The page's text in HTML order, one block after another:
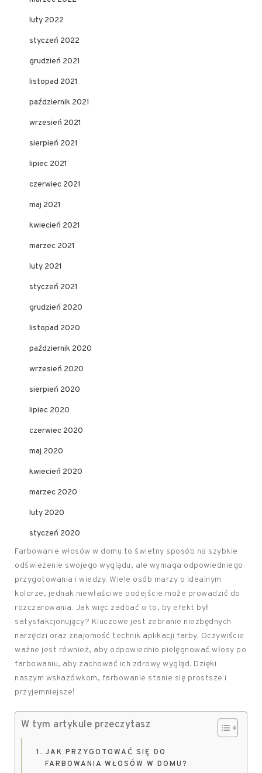
luty 2022
styczeń 2022
grudzień 2021
listopad 2021
październik 2021
wrzesień 2021
sierpień 2021
lipiec 2021
czerwiec 2021
maj 2021
kwiecień 2021
marzec 2021
luty 2021
styczeń 2021
grudzień 2020
listopad 2020
październik 2020
wrzesień 2020
sierpień 2020
lipiec 2020
czerwiec 2020
maj 2020
kwiecień 2020
marzec 2020
luty 2020
styczeń 2020
Farbowanie włosów w domu to świetny sposób na szybkie
odświeżenie swojego wyglądu, ale wymaga odpowiedniego
przygotowania i wiedzy. Wiele osób marzy o idealnym
kolorze, jednak niewłaściwe podejście może prowadzić do
rozczarowania. Jak więc zadbać o to, by efekt był
satysfakcjonujący? Kluczowe jest zebranie niezbędnych
narzędzi oraz znajomość technik aplikacji farby. Oczywiście
ważne jest również, aby odpowiednio pielęgnować włosy po
farbowaniu, aby zachować ich zdrowy wygląd. Dzięki
naszym wskazówkom, farbowanie stanie się prostsze i
przyjemniejsze!
W tym artykule przeczytasz
JAK PRZYGOTOWAĆ SIĘ DO
FARBOWANIA WŁOSÓW W DOMU?